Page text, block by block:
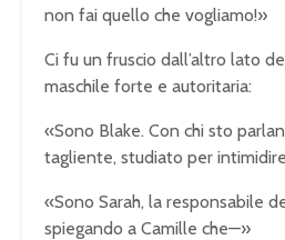
non fai quello che vogliamo!»
Ci fu un fruscio dall’altro lato
maschile forte e autoritaria:
«Sono Blake. Con chi sto
tagliente, studiato per
«Sono Sarah, la responsabile
spiegando a Camille che—»